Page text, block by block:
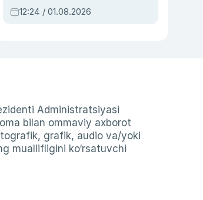
Oripovni siyosiy
ayblovlardan asrab
12:24 / 01.08.2026
Administratsiyasi
bilan ommaviy axborot
grafik, audio va/yoki
muallifligini ko‘rsatuvchi